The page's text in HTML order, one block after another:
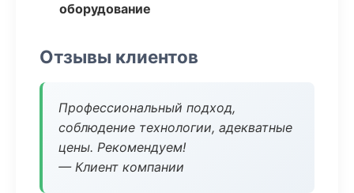
оборудование
Отзывы клиентов
Профессиональный подход,
соблюдение технологии, адекватные
цены. Рекомендуем!
— Клиент компании